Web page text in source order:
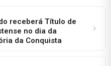
receberá Título de
no dia da
da Conquista